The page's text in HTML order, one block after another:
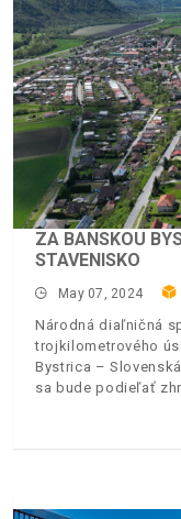
ZA BANSKOU
STAVENISKO
May 07, 2024
Národná diaľničná
trojkilometrového
Bystrica –
sa bude podieľať